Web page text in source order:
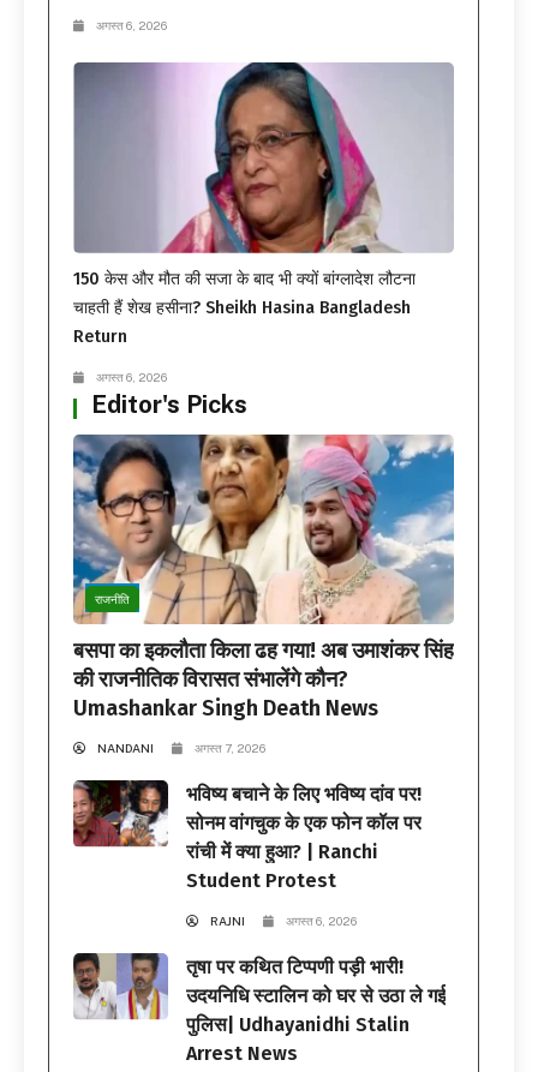
अगस्त 6, 2026
150 केस और मौत की सजा के बाद भी क्यों बांग्लादेश लौटना
चाहती हैं शेख हसीना? Sheikh Hasina Bangladesh
Return
अगस्त 6, 2026
Editor's Picks
राजनीति
बसपा का इकलौता किला ढह गया! अब उमाशंकर सिंह
की राजनीतिक विरासत संभालेंगे कौन?
Umashankar Singh Death News
NANDANI अगस्त 7, 2026
भविष्य बचाने के लिए भविष्य दांव पर!
सोनम वांगचुक के एक फोन कॉल पर
रांची में क्या हुआ? | Ranchi
Student Protest
RAJNI अगस्त 6, 2026
तृषा पर कथित टिप्पणी पड़ी भारी!
उदयनिधि स्टालिन को घर से उठा ले गई
पुलिस| Udhayanidhi Stalin
Arrest News